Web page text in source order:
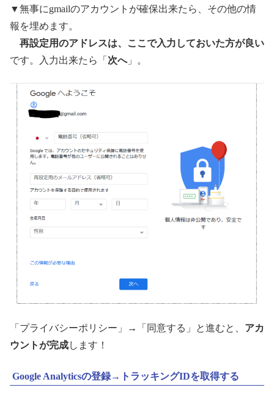
▼無事にgmailのアカウントが確保出来たら、その他の情
報を埋めます。
再設定用のアドレスは、ここで入力しておいた方が良い
です。入力出来たら「 次へ」。
「プライバシーポリシー」→「同意する」と進むと、 アカ
ウントが完成します！
Google Analyticsの登録→トラッキングIDを取得する